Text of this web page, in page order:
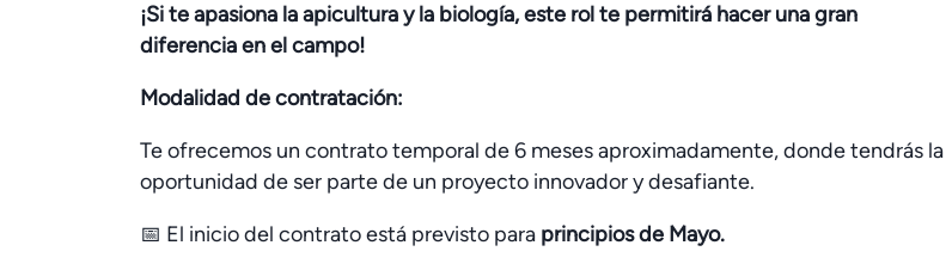
¡Si te apasiona la apicultura y la biología, este rol te permitirá hacer una gran
diferencia en el campo!
Modalidad de contratación:
Te ofrecemos un contrato temporal de 6 meses aproximadamente, donde tendrás la
oportunidad de ser parte de un proyecto innovador y desafiante.
📅 El inicio del contrato está previsto para principios de Mayo.